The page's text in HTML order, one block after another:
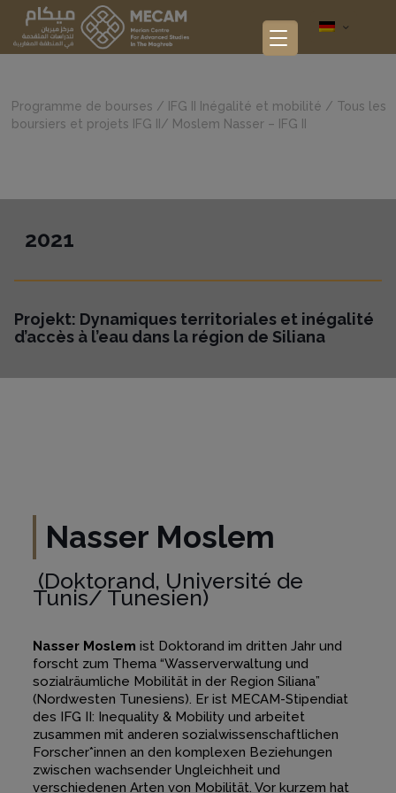
Programme de bourses / IFG II Inégalité et mobilité / Tous les
boursiers et projets IFG II / Moslem Nasser – IFG II
2021
Projekt: Dynamiques territoriales et inégalité
d’accès à l’eau dans la région de Siliana
Nasser Moslem
(Doktorand, Université de
Tunis/ Tunesien)
Nasser Moslem ist Doktorand im dritten Jahr und
forscht zum Thema “Wasserverwaltung und
sozialräumliche Mobilität in der Region Siliana”
(Nordwesten Tunesiens). Er ist MECAM-Stipendiat
des IFG II: Inequality & Mobility und arbeitet
zusammen mit anderen sozialwissenschaftlichen
Forscher*innen an den komplexen Beziehungen
zwischen wachsender Ungleichheit und
verschiedenen Arten von Mobilität. Vor kurzem hat